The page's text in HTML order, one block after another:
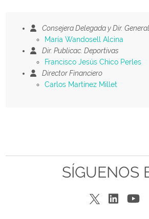
Consejera Delegada y Dir.
María Wandosell Alcina
Dir. Publicac. Deportivas
Francisco Jesús Chico Perles
Director Financiero
Carlos Martínez Millet
SÍGUENOS